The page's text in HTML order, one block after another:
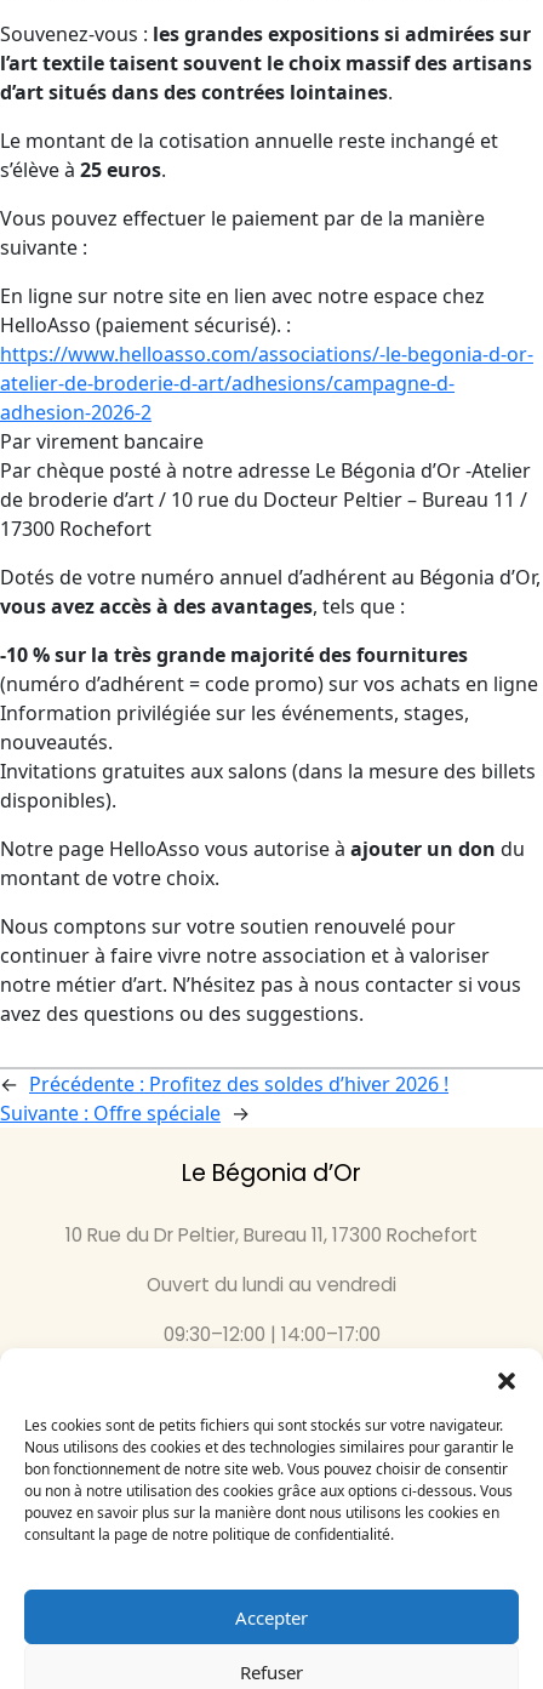
Les cookies sont de petits fichiers qui sont stockés sur votre navigateur.
Nous utilisons des cookies et des technologies similaires pour garantir le
bon fonctionnement de notre site web. Vous pouvez choisir de consentir
ou non à notre utilisation des cookies grâce aux options ci-dessous. Vous
pouvez en savoir plus sur la manière dont nous utilisons les cookies en
consultant la page de notre politique de confidentialité.
Accepter
Refuser
Souvenez-vous : les grandes expositions si admirées sur
l’art textile taisent souvent le choix massif des artisans
d’art situés dans des contrées lointaines.
Le montant de la cotisation annuelle reste inchangé et
s’élève à 25 euros.
Vous pouvez effectuer le paiement par de la manière
suivante :
En ligne sur notre site en lien avec notre espace chez
HelloAsso (paiement sécurisé). :
https://www.helloasso.com/associations/-le-begonia-d-or-
atelier-de-broderie-d-art/adhesions/campagne-d-
adhesion-2026-2
Par virement bancaire
Par chèque posté à notre adresse Le Bégonia d’Or -Atelier
de broderie d’art / 10 rue du Docteur Peltier – Bureau 11 /
17300 Rochefort
Dotés de votre numéro annuel d’adhérent au Bégonia d’Or,
vous avez accès à des avantages, tels que :
-10 % sur la très grande majorité des fournitures
(numéro d’adhérent = code promo) sur vos achats en ligne
Information privilégiée sur les événements, stages,
nouveautés.
Invitations gratuites aux salons (dans la mesure des billets
disponibles).
Notre page HelloAsso vous autorise à ajouter un don du
montant de votre choix.
Nous comptons sur votre soutien renouvelé pour
continuer à faire vivre notre association et à valoriser
notre métier d’art. N’hésitez pas à nous contacter si vous
avez des questions ou des suggestions.
← Précédente : Profitez des soldes d’hiver 2026 !
Suivante : Offre spéciale →
Le Bégonia d’Or
10 Rue du Dr Peltier, Bureau 11, 17300 Rochefort
Ouvert du lundi au vendredi
09:30–12:00 | 14:00–17:00
Inscrivez-vous
à notre newsletter